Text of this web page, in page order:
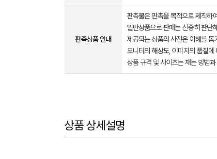
판촉상품 안내
판촉물은 판촉을 목적으로 제작하
일반상품으로 판매는 신중히 판단
제공되는 상품의 사진은 이해를
모니터의 해상도, 이미지의 품질
상품 규격 및 사이즈는 재는 방법
상품 상세설명